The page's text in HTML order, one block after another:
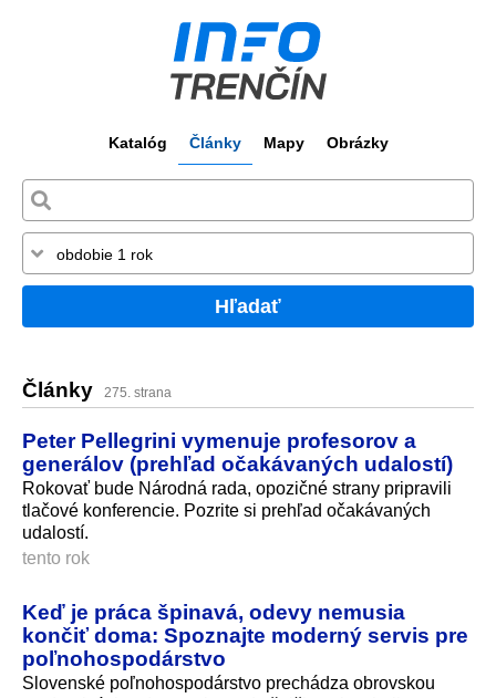
Katalóg Články Mapy Obrázky
Hľadať
Články 275. strana
Peter Pellegrini vymenuje profesorov a
generálov (prehľad očakávaných udalostí)
Rokovať bude Národná rada, opozičné strany pripravili
tlačové konferencie. Pozrite si prehľad očakávaných
udalostí.
tento rok
Keď je práca špinavá, odevy nemusia
končiť doma: Spoznajte moderný servis pre
poľnohospodárstvo
Slovenské poľnohospodárstvo prechádza obrovskou